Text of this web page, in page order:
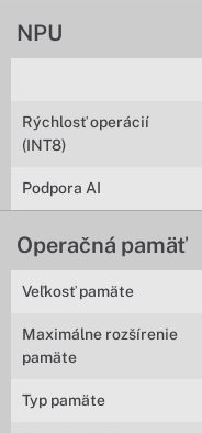
NPU
Rýchlosť operácií
(INT8)
Podpora AI
Operačná pamäť
Veľkosť pamäte
Maximálne rozšírenie
pamäte
Typ pamäte